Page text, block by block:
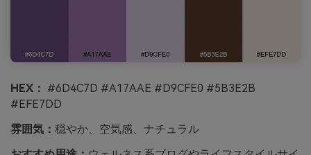
HEX： #6D4C7D #A17AAE #D9CFE0 #5B3E2B
#EFE7DD
雰囲気： 穏やか、空気感、ナチュラル